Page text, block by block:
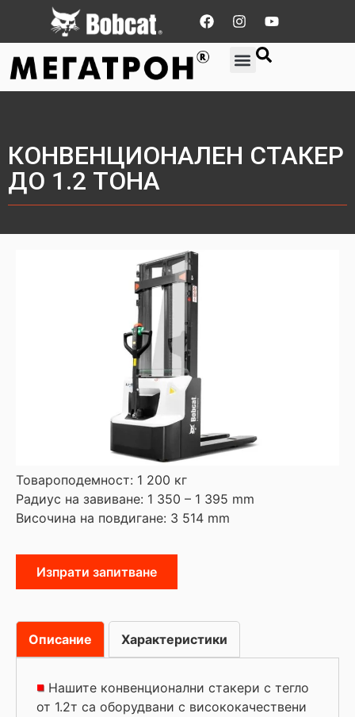
КОНВЕНЦИОНАЛЕН СТАКЕР
ДО 1.2 ТОНА
Товароподемност: 1 200 кг
Радиус на завиване: 1 350 – 1 395 mm
Височина на повдигане: 3 514 mm
Изпрати запитване
Описание Характеристики
Нашите конвенционални стакери с тегло
от 1.2т са оборудвани с висококачествени